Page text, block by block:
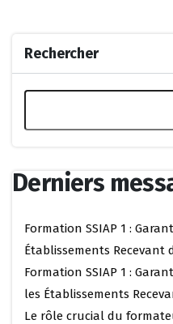
Rechercher
Derniers
Formation SSIAP 1 :
Établissements Recevant
Formation SSIAP 1 :
les Établissements
Le rôle crucial du